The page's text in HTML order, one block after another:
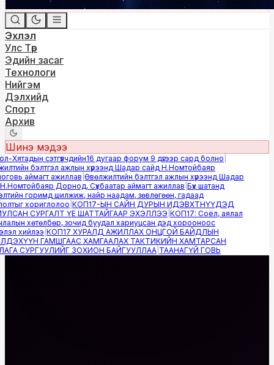
Эхлэл
Улс Төр
Эдийн засаг
Технологи
Нийгэм
Дэлхийд
Спорт
Архив
Шинэ мэдээ
сэтгүүлчдийн16 дугаар форум 9 дүгээр сард болно|
бэлтгэл ажлын хүрээнд Шадар сайд Н.Номтойбаяр
аймагт ажиллав|Өвөлжилтийн бэлтгэл ажлын хүрээнд Шадар
Дорнод, Сүхбаатар аймагт ажиллав|Бүх шатанд
горимд шилжиж, найр наадам, зөвлөгөөн, гадаад
хориглолоо|КОП17-ЫН САЙН ДУРЫН ИДЭВХТНҮҮДЭД
СУРГАЛТ ҮЕ ШАТТАЙГААР ЭХЭЛЛЭЭ|КОП17: Соёл, аялал
хөтөлбөр, зочид буудал хариуцсан дэд хорооноос
хийлээ|КОП17 ХУРАЛД АЖИЛЛАХ ОНЦГОЙ БАЙДЛЫН
ГАМШГААС ХАМГААЛАХ ТАКТИКИЙН ХАМТАРСАН
СУРГУУЛИЙГ ЗОХИОН БАЙГУУЛЛАА|ТААНАГҮЙ ГОВЬ